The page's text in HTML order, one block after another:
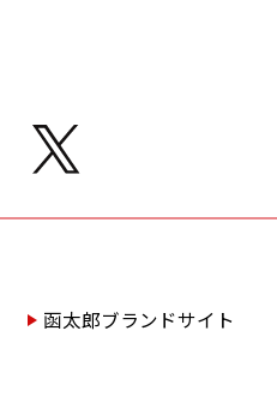
函太郎ブランドサイト